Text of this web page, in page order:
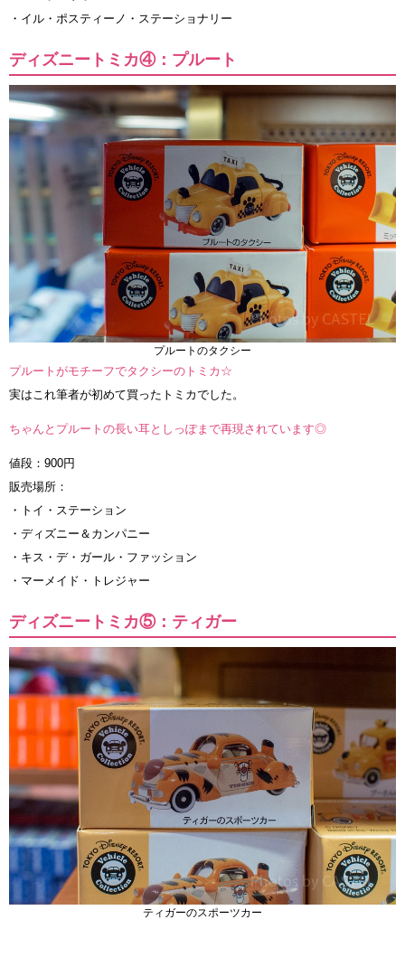
・イル・ポスティーノ・ステーショナリー
ディズニートミカ④：プルート
プルートのタクシー
プルートがモチーフでタクシーのトミカ☆
実はこれ筆者が初めて買ったトミカでした。
ちゃんとプルートの長い耳としっぽまで再現されています◎
値段：900円
販売場所：
・トイ・ステーション
・ディズニー＆カンパニー
・キス・デ・ガール・ファッション
・マーメイド・トレジャー
ディズニートミカ⑤：ティガー
ティガーのスポーツカー